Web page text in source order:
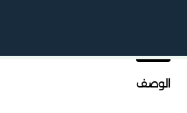
الوصف